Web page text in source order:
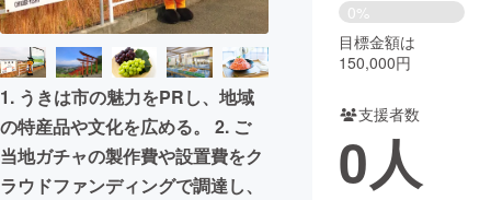
ビジネス・起業 チャレンジ
まちづくり・地域活性化
CAMPFIRE for Social Good
CAMPFIRE Creation
CAMPFIREふるさと納税
コミュニティ
1. うきは市の魅力をPRし、地域
の特産品や文化を広める。 2. ご
当地ガチャの製作費や設置費をク
ラウドファンディングで調達し、
0%
目標金額は
150,000円
支援者数
0人